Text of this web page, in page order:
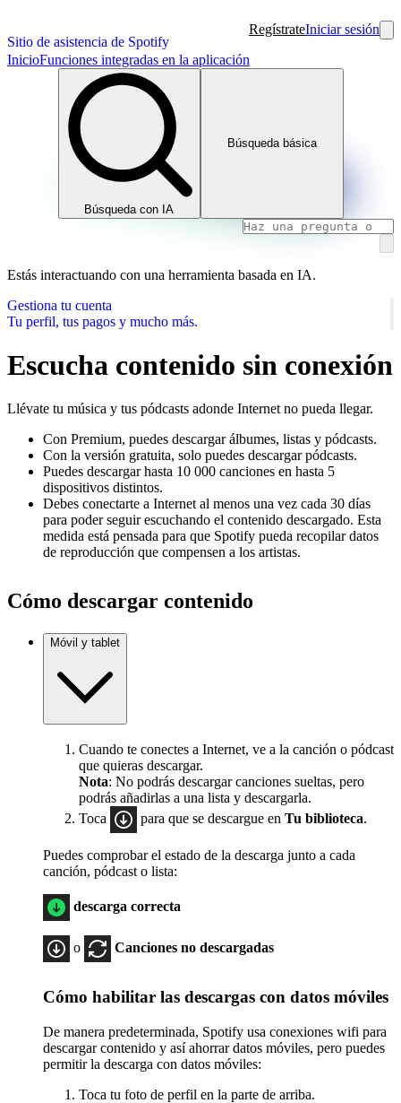
Sitio de asistencia de Spotify
RegístrateIniciar sesión
InicioFunciones integradas en la aplicación
Búsqueda con IA
Búsqueda básica
Estás interactuando con una herramienta basada en IA.
Gestiona tu cuenta
Tu perfil, tus pagos y mucho más.
Escucha contenido sin conexión
Llévate tu música y tus pódcasts adonde Internet no pueda llegar.
Con Premium, puedes descargar álbumes, listas y pódcasts.
Con la versión gratuita, solo puedes descargar pódcasts.
Puedes descargar hasta 10 000 canciones en hasta 5
dispositivos distintos.
Debes conectarte a Internet al menos una vez cada 30 días
para poder seguir escuchando el contenido descargado. Esta
medida está pensada para que Spotify pueda recopilar datos
de reproducción que compensen a los artistas.
Cómo descargar contenido
Móvil y tablet
Cuando te conectes a Internet, ve a la canción o pódcast
que quieras descargar.
Nota: No podrás descargar canciones sueltas, pero
podrás añadirlas a una lista y descargarla.
Toca
para que se descargue en Tu biblioteca.
Puedes comprobar el estado de la descarga junto a cada
canción, pódcast o lista:
descarga correcta
o Canciones no descargadas
Cómo habilitar las descargas con datos móviles
De manera predeterminada, Spotify usa conexiones wifi para
descargar contenido y así ahorrar datos móviles, pero puedes
permitir la descarga con datos móviles:
Toca tu foto de perfil en la parte de arriba.